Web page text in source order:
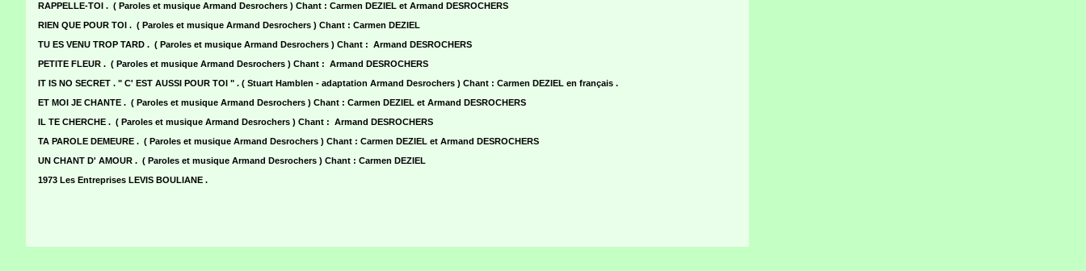
RAPPELLE-TOI . ( Paroles et musique Armand Desrochers ) Chant : Carmen DEZIEL et Armand DESROCHERS
RIEN QUE POUR TOI . ( Paroles et musique Armand Desrochers ) Chant : Carmen DEZIEL
TU ES VENU TROP TARD . ( Paroles et musique Armand Desrochers ) Chant : Armand DESROCHERS
PETITE FLEUR . ( Paroles et musique Armand Desrochers ) Chant : Armand DESROCHERS
IT IS NO SECRET . " C' EST AUSSI POUR TOI " . ( Stuart Hamblen - adaptation Armand Desrochers ) Chant : Carmen DEZIEL en français .
ET MOI JE CHANTE . ( Paroles et musique Armand Desrochers ) Chant : Carmen DEZIEL et Armand DESROCHERS
IL TE CHERCHE . ( Paroles et musique Armand Desrochers ) Chant : Armand DESROCHERS
TA PAROLE DEMEURE . ( Paroles et musique Armand Desrochers ) Chant : Carmen DEZIEL et Armand DESROCHERS
UN CHANT D' AMOUR . ( Paroles et musique Armand Desrochers ) Chant : Carmen DEZIEL
1973 Les Entreprises LEVIS BOULIANE .